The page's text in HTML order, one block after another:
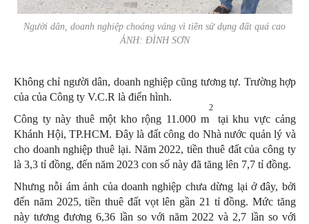
Người dân, doanh nghiệp choáng váng vì tiền sử dụng đất quá cao
ẢNH: ĐÌNH SƠN
Không chỉ người dân, doanh nghiệp cũng tương tự. Trường hợp
của của Công ty V.C.R là điển hình.
Công ty này thuê một kho rộng 11.000 m
2
tại khu vực cảng
Khánh Hội, TP.HCM. Đây là đất công do Nhà nước quản lý và
cho doanh nghiệp thuê lại. Năm 2022, tiền thuê đất của công ty
là 3,3 tỉ đồng, đến năm 2023 con số này đã tăng lên 7,7 tỉ đồng.
Nhưng nỗi ám ảnh của doanh nghiệp chưa dừng lại ở đây, bởi
đến năm 2025, tiền thuê đất vọt lên gần 21 tỉ đồng. Mức tăng
này tương đương 6,36 lần so với năm 2022 và 2,7 lần so với